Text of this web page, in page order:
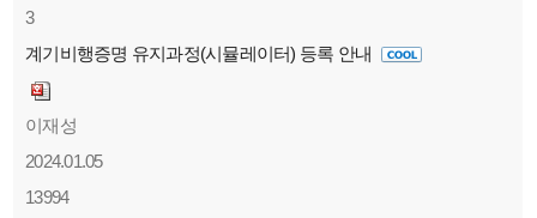
3
계기비행증명 유지과정(시뮬레이터) 등록 안내
이재성
2024.01.05
13994